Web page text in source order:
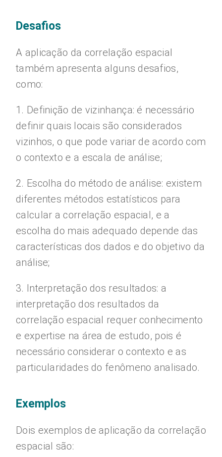
Desafios
A aplicação da correlação espacial
também apresenta alguns desafios,
como:
1. Definição de vizinhança: é necessário
definir quais locais são considerados
vizinhos, o que pode variar de acordo com
o contexto e a escala de análise;
2. Escolha do método de análise: existem
diferentes métodos estatísticos para
calcular a correlação espacial, e a
escolha do mais adequado depende das
características dos dados e do objetivo da
análise;
3. Interpretação dos resultados: a
interpretação dos resultados da
correlação espacial requer conhecimento
e expertise na área de estudo, pois é
necessário considerar o contexto e as
particularidades do fenômeno analisado.
Exemplos
Dois exemplos de aplicação da correlação
espacial são: